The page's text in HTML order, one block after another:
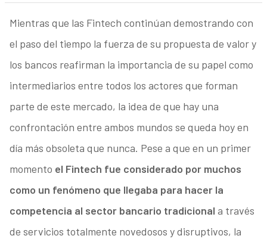
Mientras que las Fintech continúan demostrando con
el paso del tiempo la fuerza de su propuesta de valor y
los bancos reafirman la importancia de su papel como
intermediarios entre todos los actores que forman
parte de este mercado, la idea de que hay una
confrontación entre ambos mundos se queda hoy en
día más obsoleta que nunca. Pese a que en un primer
momento el Fintech fue considerado por muchos
como un fenómeno que llegaba para hacer la
competencia al sector bancario tradicional a través
de servicios totalmente novedosos y disruptivos, la